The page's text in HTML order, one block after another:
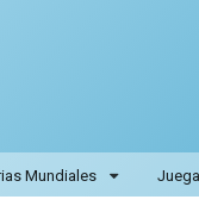
Mundiales